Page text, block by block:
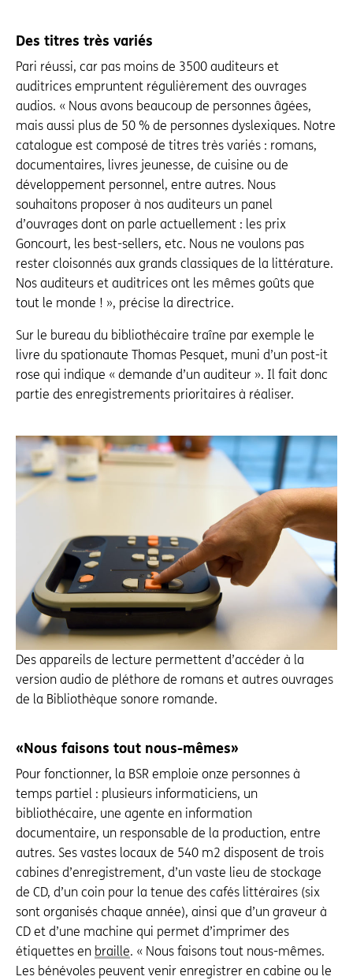
Des titres très variés
Pari réussi, car pas moins de 3500 auditeurs et
auditrices empruntent régulièrement des ouvrages
audios. « Nous avons beaucoup de personnes âgées,
mais aussi plus de 50 % de personnes dyslexiques. Notre
catalogue est composé de titres très variés : romans,
docu­mentaires, livres jeunesse, de cuisine ou de
développement personnel, entre autres. Nous
souhaitons proposer à nos auditeurs un panel
d’ouvrages dont on parle actuellement : les prix
Goncourt, les best-sellers, etc. Nous ne voulons pas
rester cloisonnés aux grands classiques de la littéra­ture.
Nos auditeurs et auditrices ont les mêmes goûts que
tout le monde ! », précise la directrice.
Sur le bureau du bibliothécaire traîne par exemple le
livre du spationaute Thomas Pesquet, muni d’un post-it
rose qui indique « demande d’un auditeur ». Il fait donc
partie des enregistrements prioritaires à réaliser.
Des appareils de lecture permettent d’accéder à la
version audio de pléthore de romans et autres ouvrages
de la Bibliothèque sonore romande.
«Nous faisons tout nous-mêmes»
Pour fonctionner, la BSR emploie onze personnes à
temps partiel : plusieurs informa­ticiens, un
bibliothécaire, une agente en information
documentaire, un responsable de la production, entre
autres. Ses vastes locaux de 540 m2 disposent de trois
cabines d’enregis­trement, d’un vaste lieu de stockage
de CD, d’un coin pour la tenue des cafés littéraires (six
sont organisés chaque année), ainsi que d’un graveur à
CD et d’une machine qui permet d’imprimer des
étiquettes en braille. « Nous faisons tout nous-mêmes.
Les bénévoles peuvent venir enregistrer en cabine ou le